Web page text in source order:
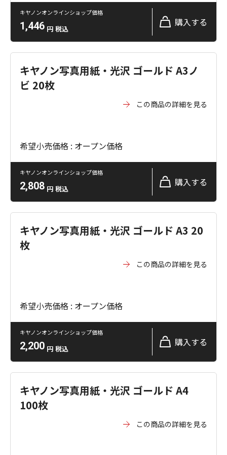
キヤノンオンラインショップ価格
1,446 円 税込
購入する
キヤノン写真用紙・光沢 ゴールド A3ノ
ビ 20枚
この商品の詳細を見る
希望小売価格 : オープン価格
キヤノンオンラインショップ価格
2,808 円 税込
購入する
キヤノン写真用紙・光沢 ゴールド A3 20
枚
この商品の詳細を見る
希望小売価格 : オープン価格
キヤノンオンラインショップ価格
2,200 円 税込
購入する
キヤノン写真用紙・光沢 ゴールド A4
100枚
この商品の詳細を見る